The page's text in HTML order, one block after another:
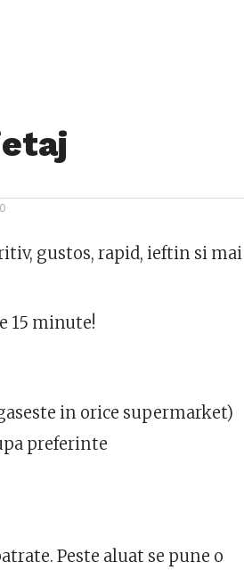
gustos, rapid, ieftin si mai
15 minute!
in orice supermarket)
preferinte
Peste aluat se pune o